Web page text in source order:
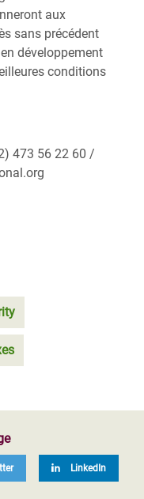
aux
sans précédent
développement
conditions
473 56 22 60 /
LinkedIn